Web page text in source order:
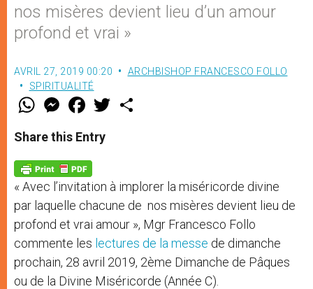
nos misères devient lieu d’un amour
profond et vrai »
AVRIL 27, 2019 00:20
ARCHBISHOP FRANCESCO FOLLO
SPIRITUALITÉ
W
t
s
p
p
M
e
s
e
g
e
r
F
a
e
b
o
k
w
Share this Entry
« Avec l’invitation à implorer la miséricorde divine
par laquelle chacune de nos misères devient lieu de
profond et vrai amour », Mgr Francesco Follo
commente les lectures de la messe de dimanche
prochain, 28 avril 2019, 2ème Dimanche de Pâques
ou de la Divine Miséricorde (Année C).